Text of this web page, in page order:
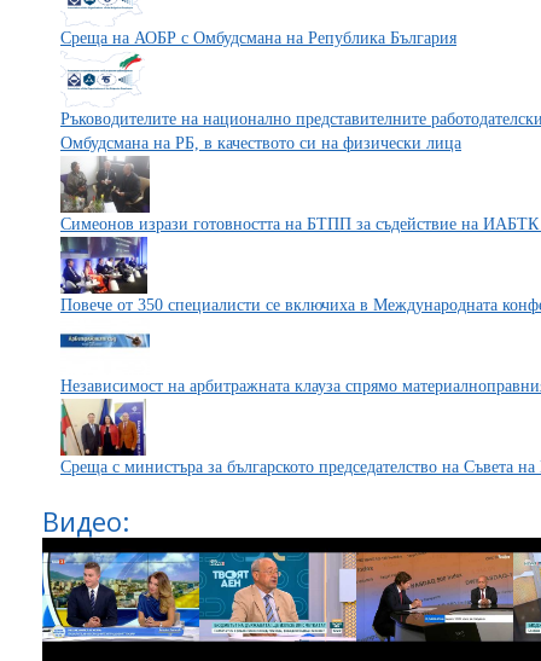
Среща на АОБР с Омбудсмана на Република България
Ръководителите на национално представителните
Омбудсмана на РБ, в качеството си на физически лица
Симеонов изрази готовността на БТПП за съдействие на
Повече от 350 специалисти се включиха в Международната
Независимост на арбитражната клауза спрямо
Среща с министъра за българското председателство на Съвета
Видео: